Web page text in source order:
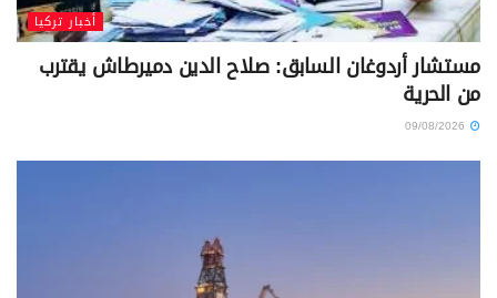
أخبار تركيا
مستشار أردوغان السابق: صلاح الدين دميرطاش يقترب
من الحرية